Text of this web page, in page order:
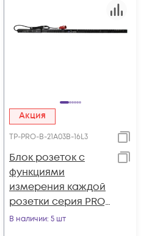
Акция
TP-PRO-B-21A03B-16L3
Блок розеток с
функциями
измерения каждой
розетки серия PRO,
21xC13, 3xC19, вход
В наличии: 5 шт